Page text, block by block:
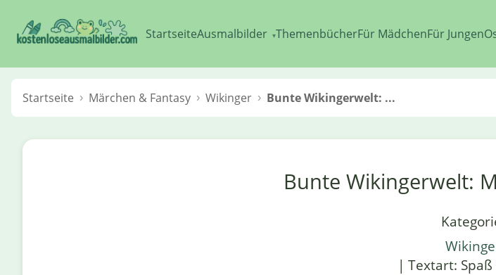
StartseiteAusmalbilder ▾ThemenbücherFür MädchenFür Jungen
Startseite Märchen & Fantasy Wikinger Bunte Wikingerwelt: ...
Bunte Wikingerwelt:
| Textart: Spaß